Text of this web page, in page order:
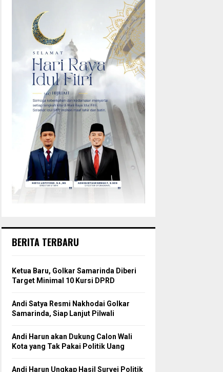
BERITA TERBARU
Ketua Baru, Golkar Samarinda Diberi
Target Minimal 10 Kursi DPRD
Andi Satya Resmi Nakhodai Golkar
Samarinda, Siap Lanjut Pilwali
Andi Harun akan Dukung Calon Wali
Kota yang Tak Pakai Politik Uang
Andi Harun Ungkap Hasil Survei Politik